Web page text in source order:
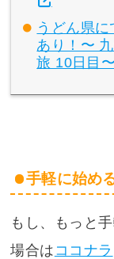
うどん県
あり！〜
旅 10日目
手軽に始め
もし、もっと
場合は ココナラ